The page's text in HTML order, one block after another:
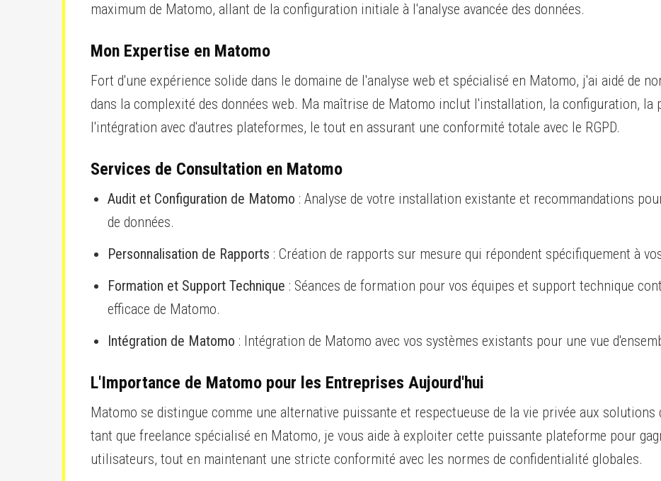
maximum de Matomo, allant de la configuration initiale à l'analyse avancée des données.
Mon Expertise en Matomo
Fort d'une expérience solide dans le domaine de l'analyse web et spécialisé en Matomo, j'ai aidé de
dans la complexité des données web. Ma maîtrise de Matomo inclut l'installation, la configuration, la
l'intégration avec d'autres plateformes, le tout en assurant une conformité totale avec le RGPD.
Services de Consultation en Matomo
Audit et Configuration de Matomo : Analyse de votre installation existante et recommandations
de données.
Personnalisation de Rapports : Création de rapports sur mesure qui répondent spécifiquement à
Formation et Support Technique : Séances de formation pour vos équipes et support technique
efficace de Matomo.
Intégration de Matomo : Intégration de Matomo avec vos systèmes existants pour une vue
L'Importance de Matomo pour les Entreprises Aujourd'hui
Matomo se distingue comme une alternative puissante et respectueuse de la vie privée aux
tant que freelance spécialisé en Matomo, je vous aide à exploiter cette puissante plateforme pour
utilisateurs, tout en maintenant une stricte conformité avec les normes de confidentialité globales.